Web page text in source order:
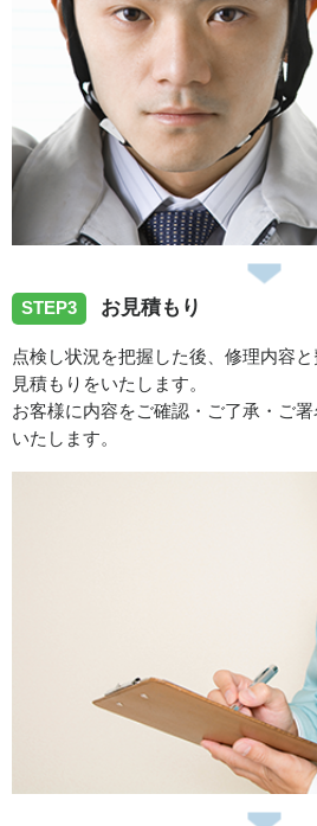
STEP3 お見積もり
点検し状況を把握した後、修理内容
見積もりをいたします。
お客様に内容をご確認・ご了承・ご
いたします。